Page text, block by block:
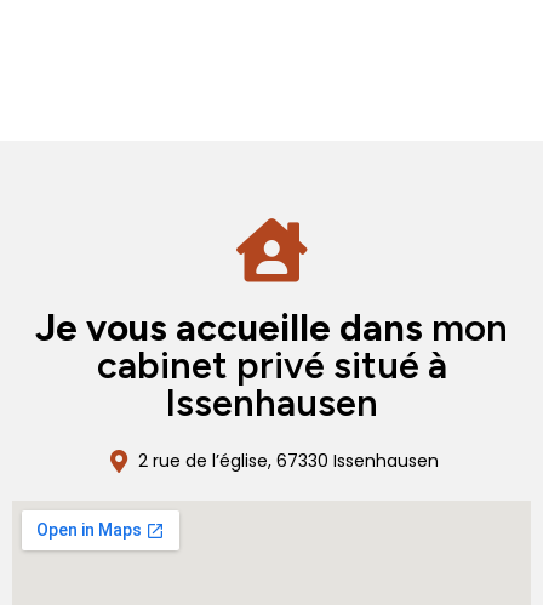
Je vous accueille dans mon
cabinet privé situé à
Issenhausen
2 rue de l’église, 67330 Issenhausen